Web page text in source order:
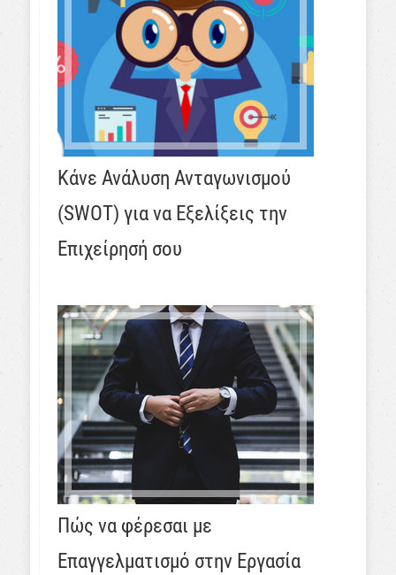
Κάνε Ανάλυση Ανταγωνισμού
(SWOT) για να Εξελίξεις την
Επιχείρησή σου
Πώς να φέρεσαι με
Επαγγελματισμό στην Εργασία